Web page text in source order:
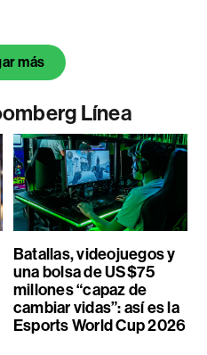
más
Línea
Batallas, videojuegos y
una bolsa de US$75
millones “capaz de
cambiar vidas”: así es la
Esports World Cup 2026